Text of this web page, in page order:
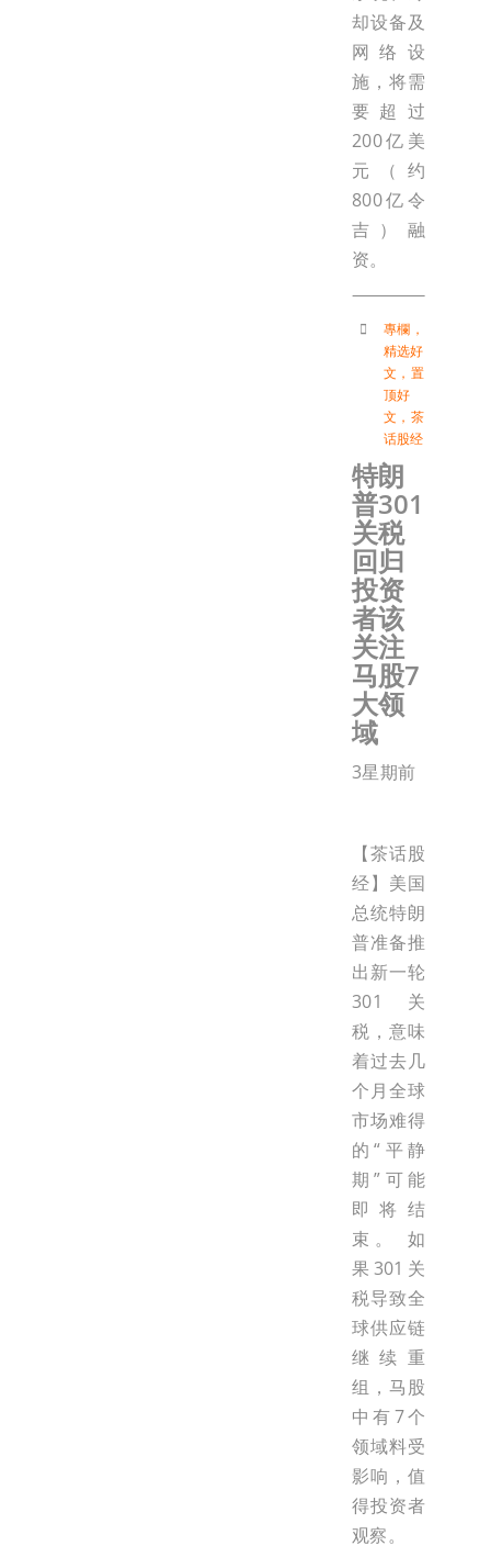
却设备及
网络设
施，将需
要超过
200亿美
元（约
800亿令
吉）融
资。
專欄 ，
精选好
文 ， 置
顶好
文 ， 茶
话股经
特朗
普301
关税
回归
投资
者该
关注
马股7
大领
域
3星期前
【茶话股
经】美国
总统特朗
普准备推
出新一轮
301关
税，意味
着过去几
个月全球
市场难得
的“平静
期”可能
即将结
束。 如
果301关
税导致全
球供应链
继续重
组，马股
中有7个
领域料受
影响，值
得投资者
观察。